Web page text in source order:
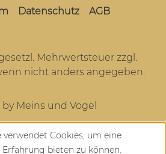
Datenschutz AGB
Mehrwertsteuer zzgl.
nicht anders angegeben.
Meins und Vogel
verwendet Cookies, um eine
bieten zu können.